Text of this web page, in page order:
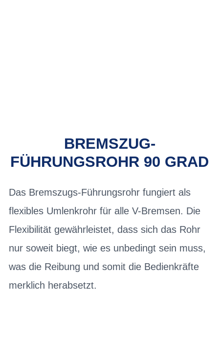
BREMSZUG-
FÜHRUNGSROHR 90 GRAD
Das Bremszugs-Führungsrohr fungiert als
flexibles Umlenkrohr für alle V-Bremsen. Die
Flexibilität gewährleistet, dass sich das Rohr
nur soweit biegt, wie es unbedingt sein muss,
was die Reibung und somit die Bedienkräfte
merklich herabsetzt.